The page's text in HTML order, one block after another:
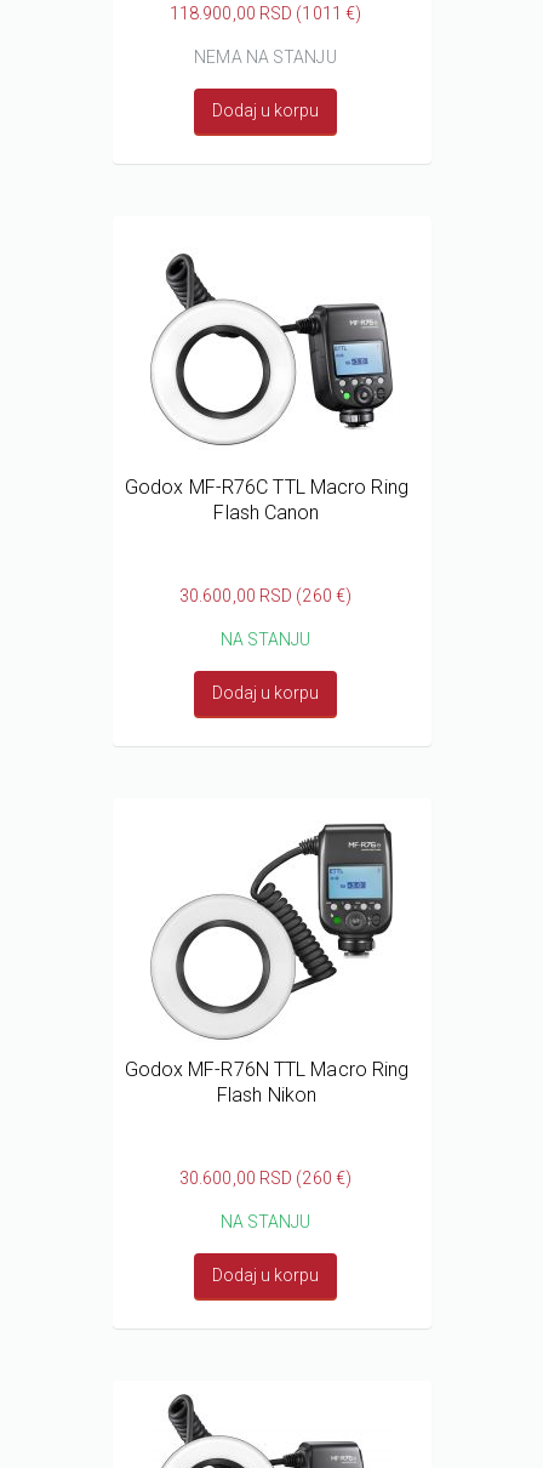
118.900,00 RSD (1011 €)
NEMA NA STANJU
Dodaj u korpu
Godox MF-R76C TTL Macro Ring
Flash Canon
30.600,00 RSD (260 €)
NA STANJU
Dodaj u korpu
Godox MF-R76N TTL Macro Ring
Flash Nikon
30.600,00 RSD (260 €)
NA STANJU
Dodaj u korpu